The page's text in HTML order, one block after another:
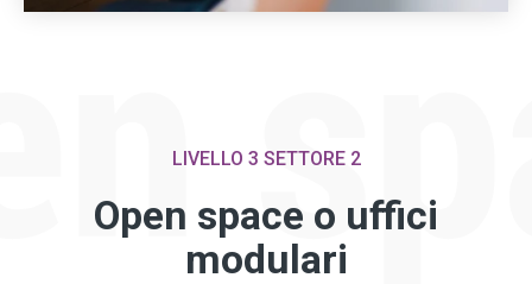
LIVELLO 3 SETTORE 2
Open space o uffici
modulari